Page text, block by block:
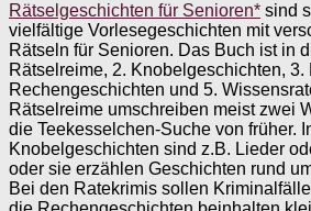
Rätselgeschichten für Senioren* sind
vielfältige Vorlesegeschichten mit
Rätseln für Senioren. Das Buch ist in
Rätselreime, 2. Knobelgeschichten, 3.
Rechengeschichten und 5.
Rätselreime umschreiben meist zwei
die Teekesselchen-Suche von früher.
Knobelgeschichten sind z.B. Lieder
oder sie erzählen Geschichten rund
Bei den Ratekrimis sollen